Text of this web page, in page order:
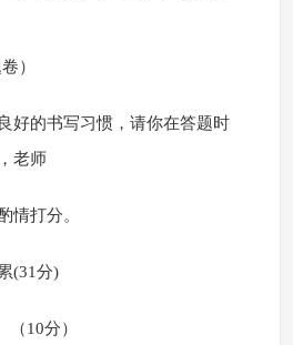
）
好的书写习惯，请你在答题时
老师
情打分。
(31分)
（10分）